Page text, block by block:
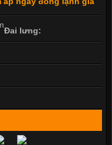
Đai lưng: